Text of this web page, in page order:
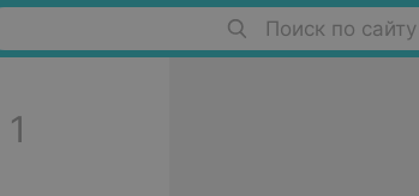
Поиск по сайту
1